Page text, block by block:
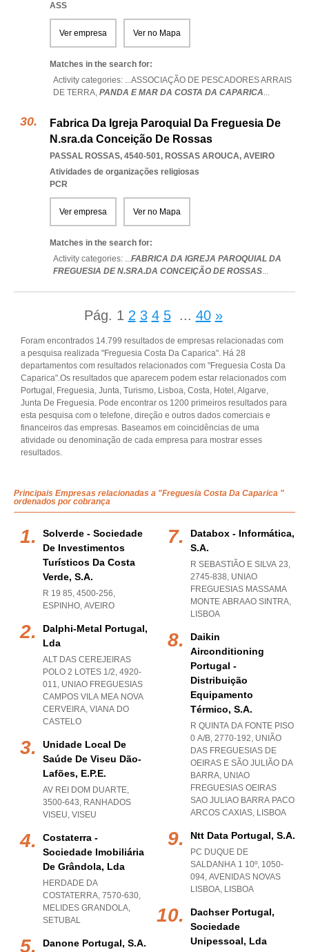
ASS
Ver empresa Ver no Mapa
Matches in the search for:
Activity categories: ...ASSOCIAÇÃO DE PESCADORES ARRAIS
DE TERRA, PANDA E MAR DA COSTA DA CAPARICA...
Fabrica Da Igreja Paroquial Da Freguesia De
N.sra.da Conceição De Rossas
PASSAL ROSSAS, 4540-501, ROSSAS AROUCA, AVEIRO
Atividades de organizações religiosas
PCR
Ver empresa Ver no Mapa
Matches in the search for:
Activity categories: ...FABRICA DA IGREJA PAROQUIAL DA
FREGUESIA DE N.SRA.DA CONCEIÇÃO DE ROSSAS...
Pág. 1 2 3 4 5 ... 40 »
Foram encontrados 14.799 resultados de empresas relacionadas com
a pesquisa realizada "Freguesia Costa Da Caparica". Há 28
departamentos com resultados relacionados com "Freguesia Costa Da
Caparica".Os resultados que aparecem podem estar relacionados com
Portugal, Freguesia, Junta, Turismo, Lisboa, Costa, Hotel, Algarve,
Junta De Freguesia. Pode encontrar os 1200 primeiros resultados para
esta pesquisa com o telefone, direção e outros dados comerciais e
financeiros das empresas. Baseamos em coincidências de uma
atividade ou denominação de cada empresa para mostrar esses
resultados.
Principais Empresas relacionadas a "Freguesia Costa Da Caparica "
ordenados por cobrança
Solverde - Sociedade
De Investimentos
Turísticos Da Costa
Verde, S.a.
R 19 85, 4500-256,
ESPINHO, AVEIRO
Dalphi-Metal Portugal,
Lda
ALT DAS CEREJEIRAS
POLO 2 LOTES 1/2, 4920-
011, UNIAO FREGUESIAS
CAMPOS VILA MEA NOVA
CERVEIRA, VIANA DO
CASTELO
Unidade Local De
Saúde De Viseu Dão-
Lafões, E.p.e.
AV REI DOM DUARTE,
3500-643, RANHADOS
VISEU, VISEU
Costaterra -
Sociedade Imobiliária
De Grândola, Lda
HERDADE DA
COSTATERRA, 7570-630,
MELIDES GRANDOLA,
SETUBAL
Danone Portugal, S.a.
Databox - Informática,
S.a.
R SEBASTIÃO E SILVA 23,
2745-838, UNIAO
FREGUESIAS MASSAMA
MONTE ABRAAO SINTRA,
LISBOA
Daikin
Airconditioning
Portugal -
Distribuição
Equipamento
Térmico, S.a.
R QUINTA DA FONTE PISO
0 A/B, 2770-192, UNIÃO
DAS FREGUESIAS DE
OEIRAS E SÃO JULIÃO DA
BARRA, UNIAO
FREGUESIAS OEIRAS
SAO JULIAO BARRA PACO
ARCOS CAXIAS, LISBOA
Ntt Data Portugal, S.a.
PC DUQUE DE
SALDANHA 1 10º, 1050-
094, AVENIDAS NOVAS
LISBOA, LISBOA
Dachser Portugal,
Sociedade
Unipessoal, Lda